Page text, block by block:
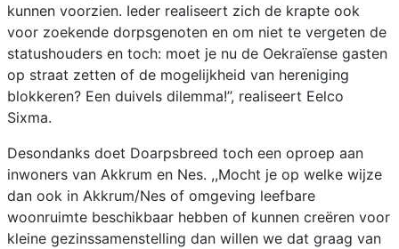
kunnen voorzien. Ieder realiseert zich de krapte ook
voor zoekende dorpsgenoten en om niet te vergeten de
statushouders en toch: moet je nu de Oekraïense gasten
op straat zetten of de mogelijkheid van hereniging
blokkeren? Een duivels dilemma!’’, realiseert Eelco
Sixma.
Desondanks doet Doarpsbreed toch een oproep aan
inwoners van Akkrum en Nes. ,,Mocht je op welke wijze
dan ook in Akkrum/Nes of omgeving leefbare
woonruimte beschikbaar hebben of kunnen creëren voor
kleine gezinssamenstelling dan willen we dat graag van